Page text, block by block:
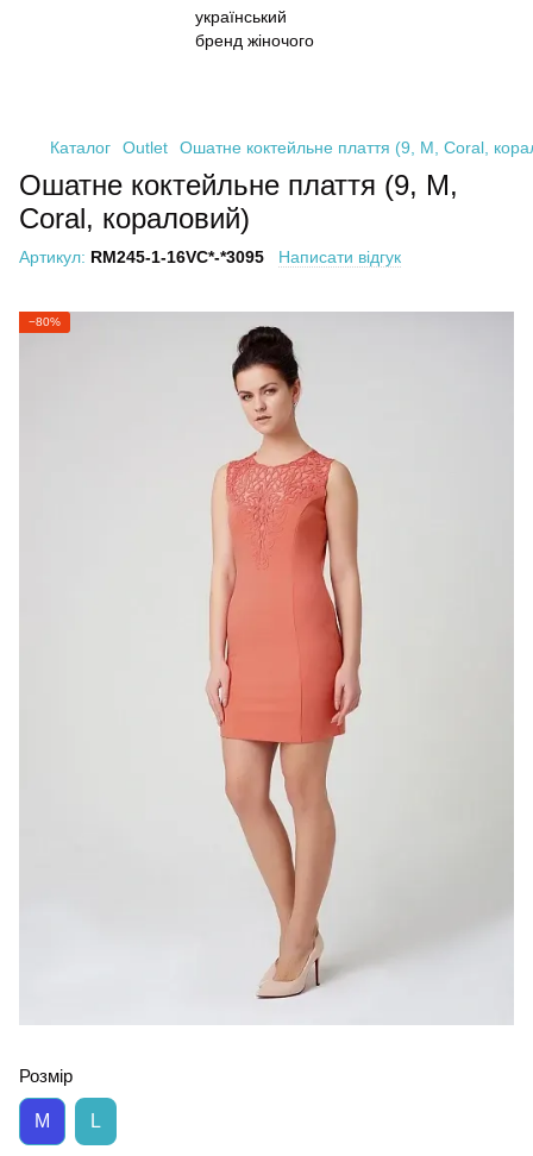
Каталог Outlet Ошатне коктейльне плаття (9, M, Coral,
Ошатне коктейльне плаття (9, M,
Coral, кораловий)
Артикул: RM245-1-16VC*-*3095 Написати відгук
−80%
Розмір
M L